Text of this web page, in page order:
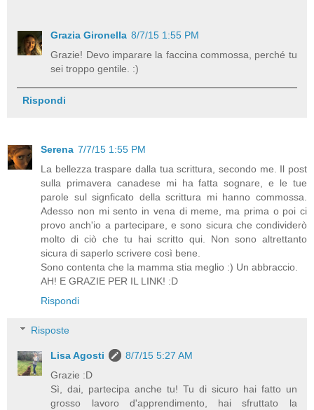
Grazia Gironella 8/7/15 1:55 PM
Grazie! Devo imparare la faccina commossa, perché tu
sei troppo gentile. :)
Rispondi
Serena 7/7/15 1:55 PM
La bellezza traspare dalla tua scrittura, secondo me. Il post
sulla primavera canadese mi ha fatta sognare, e le tue
parole sul signficato della scrittura mi hanno commossa.
Adesso non mi sento in vena di meme, ma prima o poi ci
provo anch'io a partecipare, e sono sicura che condividerò
molto di ciò che tu hai scritto qui. Non sono altrettanto
sicura di saperlo scrivere così bene.
Sono contenta che la mamma stia meglio :) Un abbraccio.
AH! E GRAZIE PER IL LINK! :D
Rispondi
Risposte
Lisa Agosti
8/7/15 5:27 AM
Grazie :D
Sì, dai, partecipa anche tu! Tu di sicuro hai fatto un
grosso lavoro d'apprendimento, hai sfruttato la